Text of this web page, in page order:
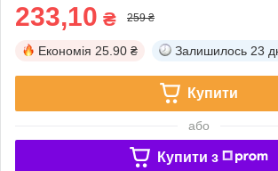
233,10 ₴ 259 ₴
Економія 25.90 ₴ Залишилось 23
Купити
або
Купити з